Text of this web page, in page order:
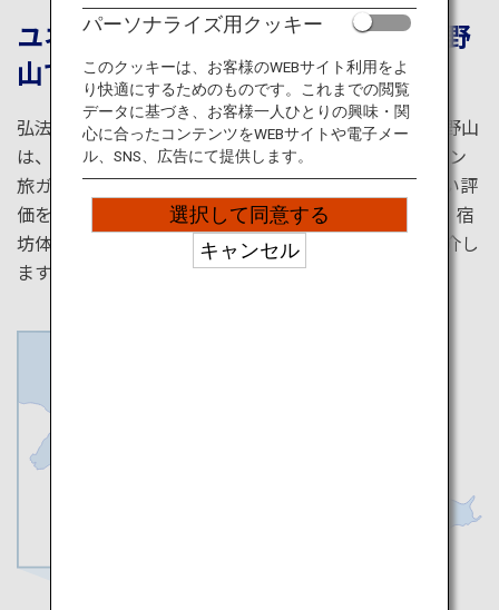
ユネスコ世界遺産にも登録された高野
山で、身も心も 浄化される旅
弘法大師空海によって開かれた日本仏教の一大聖地高野山
は、2004年にユネスコ世界遺産に登録され、ミシュラン
旅ガイド日本版においても三つ星を獲得しており、高い評
価を受けている参拝観光地です。周遊きっぷを使って、宿
坊体験を中心に日本の仏教に触れられるコースをご紹介し
ます。
パーソナライズ用クッキー
このクッキーは、お客様のWEBサイト利用をよ
り快適にするためのものです。これまでの閲覧
データに基づき、お客様一人ひとりの興味・関
心に合ったコンテンツをWEBサイトや電子メー
ル、SNS、広告にて提供します。
選択して同意する
キャンセル